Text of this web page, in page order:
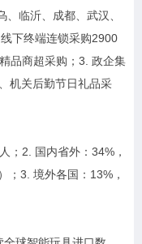
临沂、成都、武汉、
下终端连锁采购2900
品商超采购；3. 政企集
机关后勤节日礼品采
；2. 国内省外：34%，
；3. 境外各国：13%，